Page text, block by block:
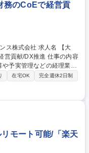
務のCoEで経営貢
社 求人名 【大
推進 仕事の内容
予実管理などの経理業務
経営管理の支援まで幅広
・事業戦略支援（目標策
管理など 専門性を高めな
シップを発揮し、将来的
】経
/DX推進
在宅OK
完全週休2日制
モート可能/「楽天